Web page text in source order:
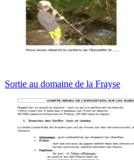
Sortie au domaine de la Frayse